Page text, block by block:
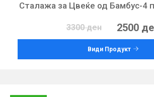
Сталажа за Цвеќе од Бамбус-4
3300 ден 2500
Види Продукт